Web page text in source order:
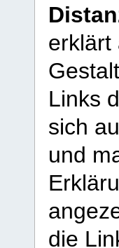
erklärt
Links
sich
und
die